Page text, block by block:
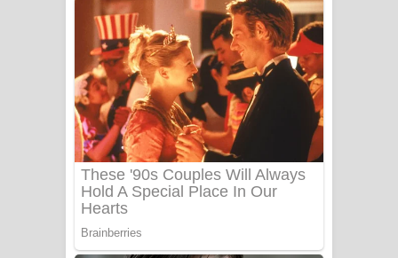
Heavy Weight Song Lyrics
Aye Lanweela Song Lyrics - ආයේ
ලංවීලා ගීතයේ පද පෙළ
Ala purannata Song Lyrics - ආල
පුරන්නට ගීතයේ පද පෙළ
FEVER DREAM Lyrics - Alex Warren
BTS : Hooligan Lyrics